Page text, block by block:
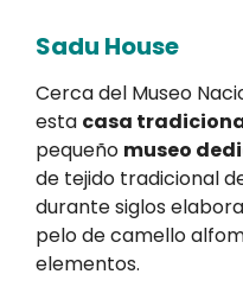
Sadu House
Cerca del Museo
esta casa
pequeño museo
de tejido tradicional
durante siglos
pelo de camello
elementos.